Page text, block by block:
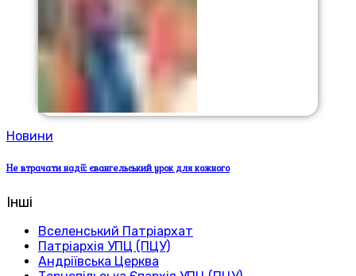
Новини
Не втрачати надії: євангельський урок для кожного
Інші
Вселенський Патріархат
Патріархія УПЦ (ПЦУ)
Андріївська Церква